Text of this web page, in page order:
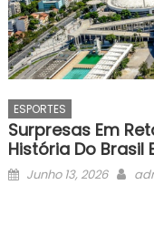
ESPORTES
Surpresas Em
História Do Brasil
Posted
Junho 13, 2026